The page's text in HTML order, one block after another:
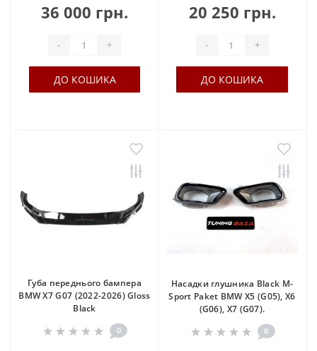
36 000 грн.
- +
ДО КОШИКА
20 250 грн.
- +
ДО КОШИКА
Губа переднього бампера
BMW X7 G07 (2022-2026) Gloss
Black
0
Насадки глушника Black M-
Sport Paket BMW X5 (G05), X6
(G06), X7 (G07).
0